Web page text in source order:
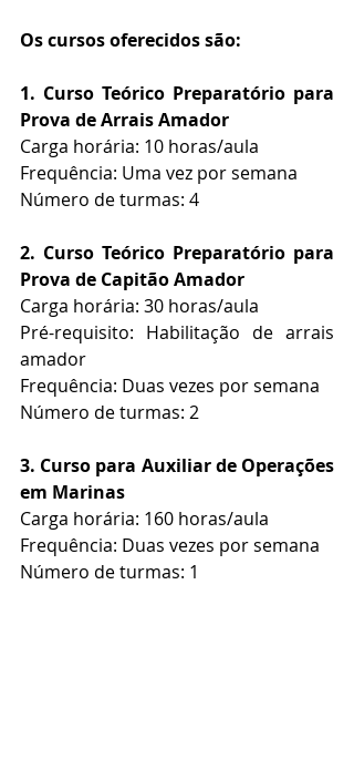
Os cursos oferecidos são:
1. Curso Teórico Preparatório para
Prova de Arrais Amador
Carga horária: 10 horas/aula
Frequência: Uma vez por semana
Número de turmas: 4
2. Curso Teórico Preparatório para
Prova de Capitão Amador
Carga horária: 30 horas/aula
Pré-requisito: Habilitação de arrais
amador
Frequência: Duas vezes por semana
Número de turmas: 2
3. Curso para Auxiliar de Operações
em Marinas
Carga horária: 160 horas/aula
Frequência: Duas vezes por semana
Número de turmas: 1